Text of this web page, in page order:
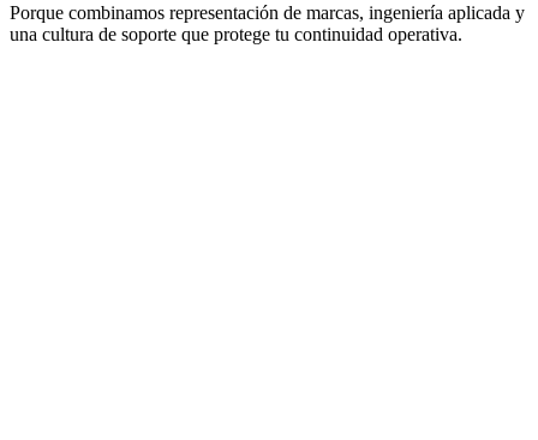
Porque combinamos representación de marcas, ingeniería aplicada y
una cultura de soporte que protege tu continuidad operativa.